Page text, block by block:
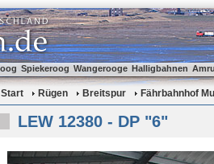
Spiekeroog Wangerooge Halligbahnen
Start Rügen Breitspur Fährbahnhof
LEW 12380 - DP "6"